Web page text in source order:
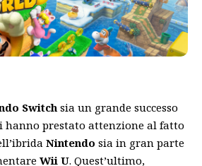
Switchsia un grande successo
hanno prestato attenzione al fatto
Nintendo sia in gran parte
Wii U. Quest’ultimo,